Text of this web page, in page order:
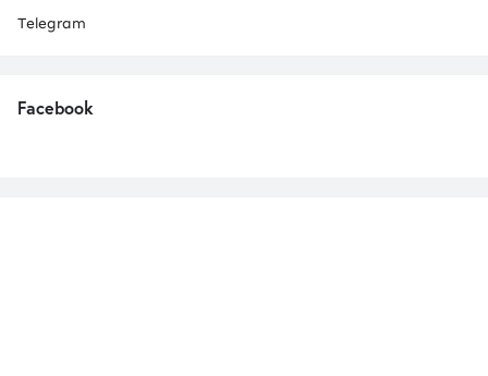
Telegram
Facebook